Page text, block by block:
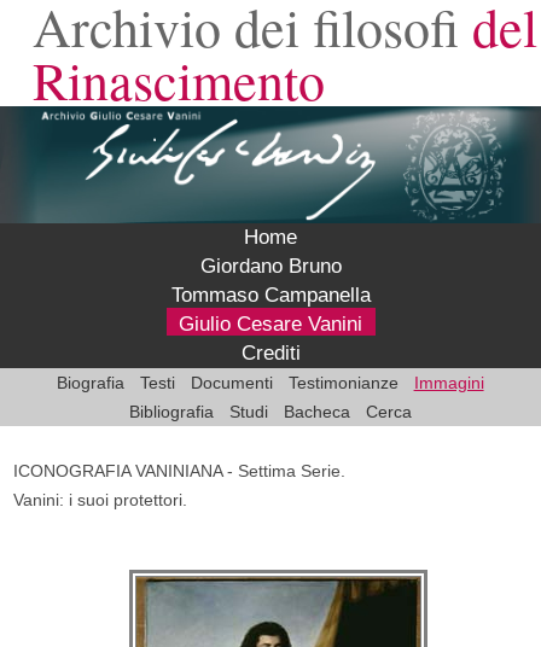
Archivio dei filosofi del
Rinascimento
Home
Giordano Bruno
Tommaso Campanella
Giulio Cesare Vanini
Crediti
Biografia Testi Documenti Testimonianze
Immagini
Bibliografia
Studi Bacheca Cerca
ICONOGRAFIA VANINIANA - Settima Serie.
Vanini: i suoi protettori.